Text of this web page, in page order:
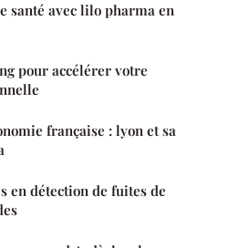
santé avec lilo pharma en
pour accélérer votre
française : lyon et sa
en détection de fuites de